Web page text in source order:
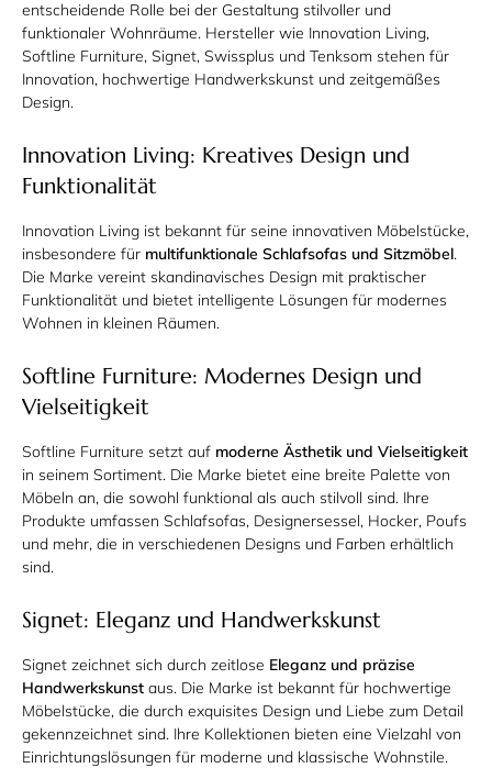
entscheidende Rolle bei der Gestaltung stilvoller und
funktionaler Wohnräume. Hersteller wie Innovation Living,
Softline Furniture, Signet, Swissplus und Tenksom stehen für
Innovation, hochwertige Handwerkskunst und zeitgemäßes
Design.
Innovation Living: Kreatives Design und
Funktionalität
Innovation Living ist bekannt für seine innovativen Möbelstücke,
insbesondere für multifunktionale Schlafsofas und Sitzmöbel.
Die Marke vereint skandinavisches Design mit praktischer
Funktionalität und bietet intelligente Lösungen für modernes
Wohnen in kleinen Räumen.
Softline Furniture: Modernes Design und
Vielseitigkeit
Softline Furniture setzt auf moderne Ästhetik und Vielseitigkeit
in seinem Sortiment. Die Marke bietet eine breite Palette von
Möbeln an, die sowohl funktional als auch stilvoll sind. Ihre
Produkte umfassen Schlafsofas, Designersessel, Hocker, Poufs
und mehr, die in verschiedenen Designs und Farben erhältlich
sind.
Signet: Eleganz und Handwerkskunst
Signet zeichnet sich durch zeitlose Eleganz und präzise
Handwerkskunst aus. Die Marke ist bekannt für hochwertige
Möbelstücke, die durch exquisites Design und Liebe zum Detail
gekennzeichnet sind. Ihre Kollektionen bieten eine Vielzahl von
Einrichtungslösungen für moderne und klassische Wohnstile.